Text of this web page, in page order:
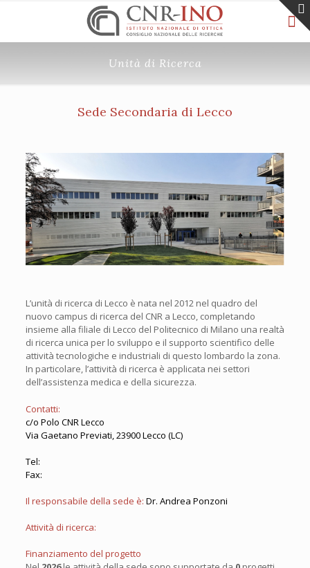
Unità di Ricerca
Sede Secondaria di Lecco
L’unità di ricerca di Lecco è nata nel 2012 nel quadro del
nuovo campus di ricerca del CNR a Lecco, completando
insieme alla filiale di Lecco del Politecnico di Milano una realtà
di ricerca unica per lo sviluppo e il supporto scientifico delle
attività tecnologiche e industriali di questo lombardo la zona.
In particolare, l’attività di ricerca è applicata nei settori
dell’assistenza medica e della sicurezza.
Contatti:
c/o Polo CNR Lecco
Via Gaetano Previati, 23900 Lecco (LC)
Tel:
Fax:
Il responsabile della sede è: Dr. Andrea Ponzoni
Attività di ricerca:
Finanziamento del progetto